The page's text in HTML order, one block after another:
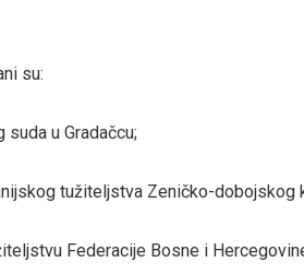
su:
u Gradačcu;
tužiteljstva Zeničko-dobojskog
Federacije Bosne i